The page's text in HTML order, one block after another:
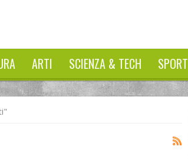
ARTI SCIENZA & TECH SPORT